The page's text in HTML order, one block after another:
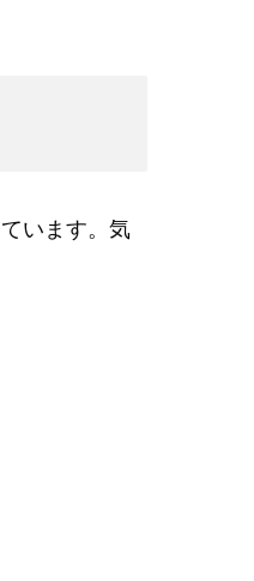
います。気